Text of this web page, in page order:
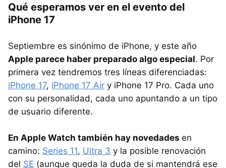
Qué esperamos ver en el evento del
iPhone 17
Septiembre es sinónimo de iPhone, y este año
Apple parece haber preparado algo especial. Por
primera vez tendremos tres líneas diferenciadas:
iPhone 17, iPhone 17 Air y iPhone 17 Pro. Cada uno
con su personalidad, cada uno apuntando a un tipo
de usuario diferente.
En Apple Watch también hay novedades en
camino: Series 11, Ultra 3 y la posible renovación
del SE (aunque queda la duda de si mantendrá ese